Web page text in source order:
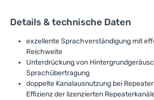
Details & technische Daten
exzellente Sprachverständigung mit
Reichweite
Unterdrückung von
Sprachübertragung
doppelte Kanalausnutzung bei
Effizienz der lizenzierten